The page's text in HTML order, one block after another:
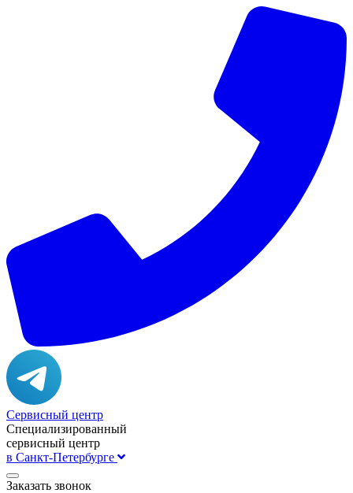
Сервисный центр
Специализированный
сервисный центр
в Санкт-Петербурге
Заказать звонок